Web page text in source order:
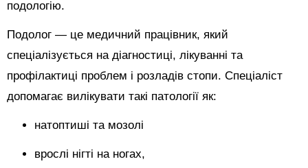
подологію.
Подолог — це медичний працівник, який
спеціалізується на діагностиці, лікуванні та
профілактиці проблем і розладів стопи. Спеціаліст
допомагає вилікувати такі патології як:
натоптиші та мозолі
врослі нігті на ногах,